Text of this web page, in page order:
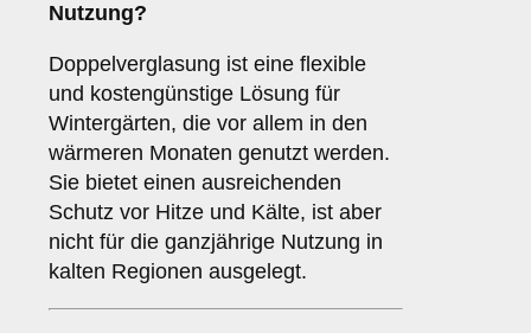
Nutzung?
Doppelverglasung ist eine flexible
und kostengünstige Lösung für
Wintergärten, die vor allem in den
wärmeren Monaten genutzt werden.
Sie bietet einen ausreichenden
Schutz vor Hitze und Kälte, ist aber
nicht für die ganzjährige Nutzung in
kalten Regionen ausgelegt.